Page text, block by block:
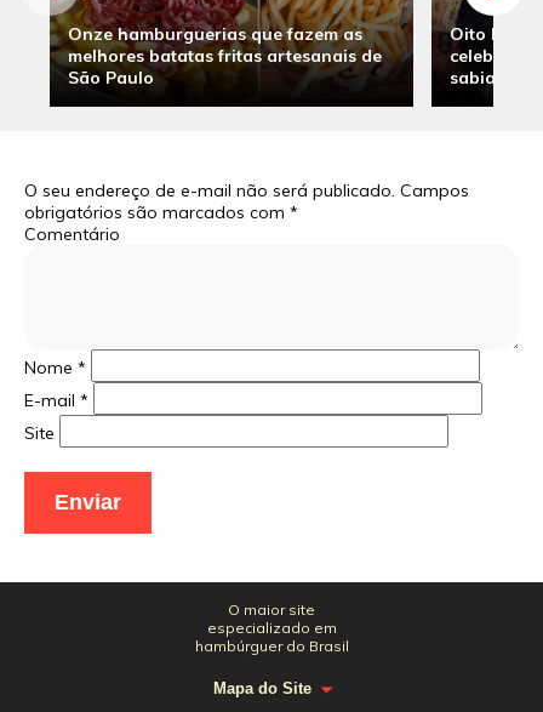
Onze hamburguerias que fazem as
melhores batatas fritas artesanais de
São Paulo
Oito
sabia
O seu endereço de e-mail não será publicado. Campos
obrigatórios são marcados com *
Comentário
Nome *
E-mail *
Site
O maior site
especializado em
hambúrguer do Brasil
Mapa do Site